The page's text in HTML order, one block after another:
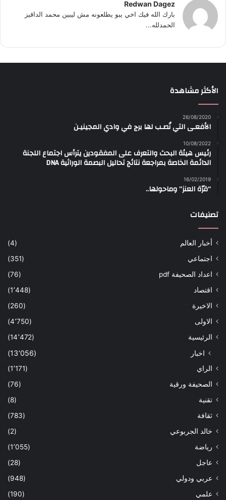
Redwan Dagez
بارك الله فيك اخي يبو يطلعونه مش ليبين محمد الداقيز
الحمدلله...
الأكثر مشاهدة
26/08/2020
الأفعـى التي نُصـب لها برج في وادي المجينيـن
10/08/2022
رئيس هيئة البحث والتعرف على المفقودين يترأس اجتماع اللجنة
الدائمة الخاصة بمراجعة نتائج تحاليل البصمة الوراثية DNA
16/02/2019
“قرّة العنز” وماحولها..
تصنيفات
أخبار العالم
(4)
اجتماعي
(351)
اعداد الصحيفة pdf
(76)
اقتصاد
(1٬448)
الاخيرة
(260)
الاولى
(4٬750)
الرئيسية
(14٬472)
اخبار (13٬056)
الراي
(1٬171)
الصحيفة ورقية
(76)
تقنية
(8)
ثقافة
(783)
خالد الجربوعي
(2)
رياضة
(1٬055)
عاجل
(28)
عربي ودولي
(948)
علمي
(190)